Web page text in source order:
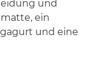
und
ein
und eine